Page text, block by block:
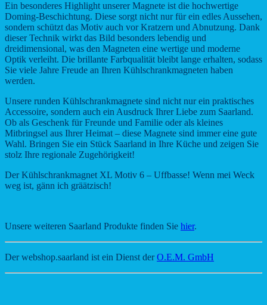
Ein besonderes Highlight unserer Magnete ist die hochwertige
Doming-Beschichtung. Diese sorgt nicht nur für ein edles Aussehen,
sondern schützt das Motiv auch vor Kratzern und Abnutzung. Dank
dieser Technik wirkt das Bild besonders lebendig und
dreidimensional, was den Magneten eine wertige und moderne
Optik verleiht. Die brillante Farbqualität bleibt lange erhalten, sodass
Sie viele Jahre Freude an Ihren Kühlschrankmagneten haben
werden.
Unsere runden Kühlschrankmagnete sind nicht nur ein praktisches
Accessoire, sondern auch ein Ausdruck Ihrer Liebe zum Saarland.
Ob als Geschenk für Freunde und Familie oder als kleines
Mitbringsel aus Ihrer Heimat – diese Magnete sind immer eine gute
Wahl. Bringen Sie ein Stück Saarland in Ihre Küche und zeigen Sie
stolz Ihre regionale Zugehörigkeit!
Der Kühlschrankmagnet XL Motiv 6 – Uffbasse! Wenn mei Weck
weg ist, gänn ich gräätzisch!
Unsere weiteren Saarland Produkte finden Sie hier.
Der webshop.saarland ist ein Dienst derO.E.M. GmbH